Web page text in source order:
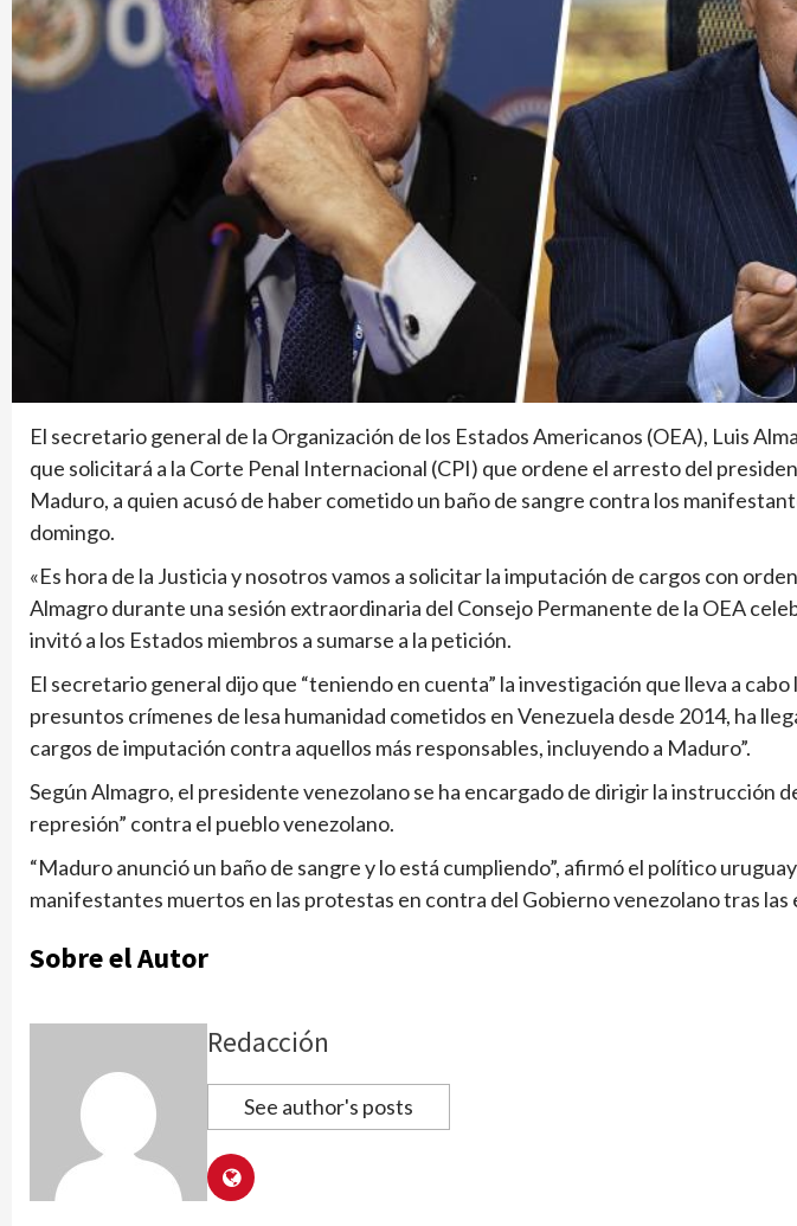
El secretario general de la Organización de los Estados Americanos (OEA), Luis
que solicitará a la Corte Penal Internacional (CPI) que ordene el arresto del
Maduro, a quien acusó de haber cometido un baño de sangre contra los
domingo.
«Es hora de la Justicia y nosotros vamos a solicitar la imputación de cargos con
Almagro durante una sesión extraordinaria del Consejo Permanente de la OEA
invitó a los Estados miembros a sumarse a la petición.
El secretario general dijo que “teniendo en cuenta” la investigación que lleva a cabo
presuntos crímenes de lesa humanidad cometidos en Venezuela desde 2014, ha
cargos de imputación contra aquellos más responsables, incluyendo a Maduro”.
Según Almagro, el presidente venezolano se ha encargado de dirigir la instrucción
represión” contra el pueblo venezolano.
“Maduro anunció un baño de sangre y lo está cumpliendo”, afirmó el político
manifestantes muertos en las protestas en contra del Gobierno venezolano tras las
Sobre el Autor
Redacción
See author's posts